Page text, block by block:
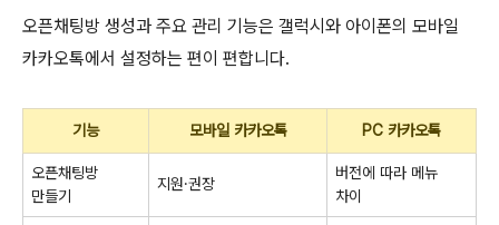
오픈채팅방 생성과 주요 관리 기능은 갤럭시와 아이폰의 모바일
카카오톡에서 설정하는 편이 편합니다.
기능 모바일 카카오톡 PC 카카오톡
오픈채팅방
만들기
지원·권장
버전에 따라 메뉴
차이